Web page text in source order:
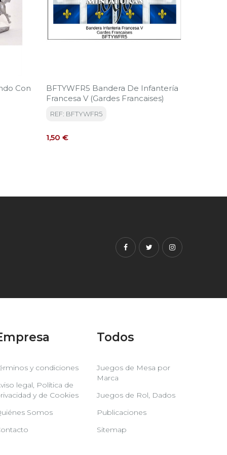
Con
BFTYWFR5 Bandera De Infantería
Francesa V (Gardes Francaises)
REF: BFTYWFR5
Precio
1,50 €
Facebook
TwitterInstagram
y condiciones
legal, Política de
y de Cookies
Somos
Todos
Juegos de Mesa por
Marca
Juegos de Rol, Dados
Publicaciones
Sitemap